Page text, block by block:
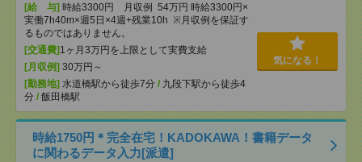
[給 与] 時給3300円 月収例 54万円 時給3300円×
実働7h40m×週5日×4週+残業10h ※月収例を保証す
るものではありません。
[交通費] 1ヶ月3万円を上限として実費支給
[月収例] 30万円～
[勤務地] 水道橋駅から徒歩7分 / 九段下駅から徒歩4
分 / 飯田橋駅
気になる！
時給1750円＊完全在宅！KADOKAWA！書籍データ
に関わるデータ入力[派遣]